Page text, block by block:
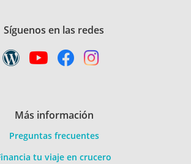
Síguenos en las redes
Más información
Preguntas frecuentes
tu viaje en crucero